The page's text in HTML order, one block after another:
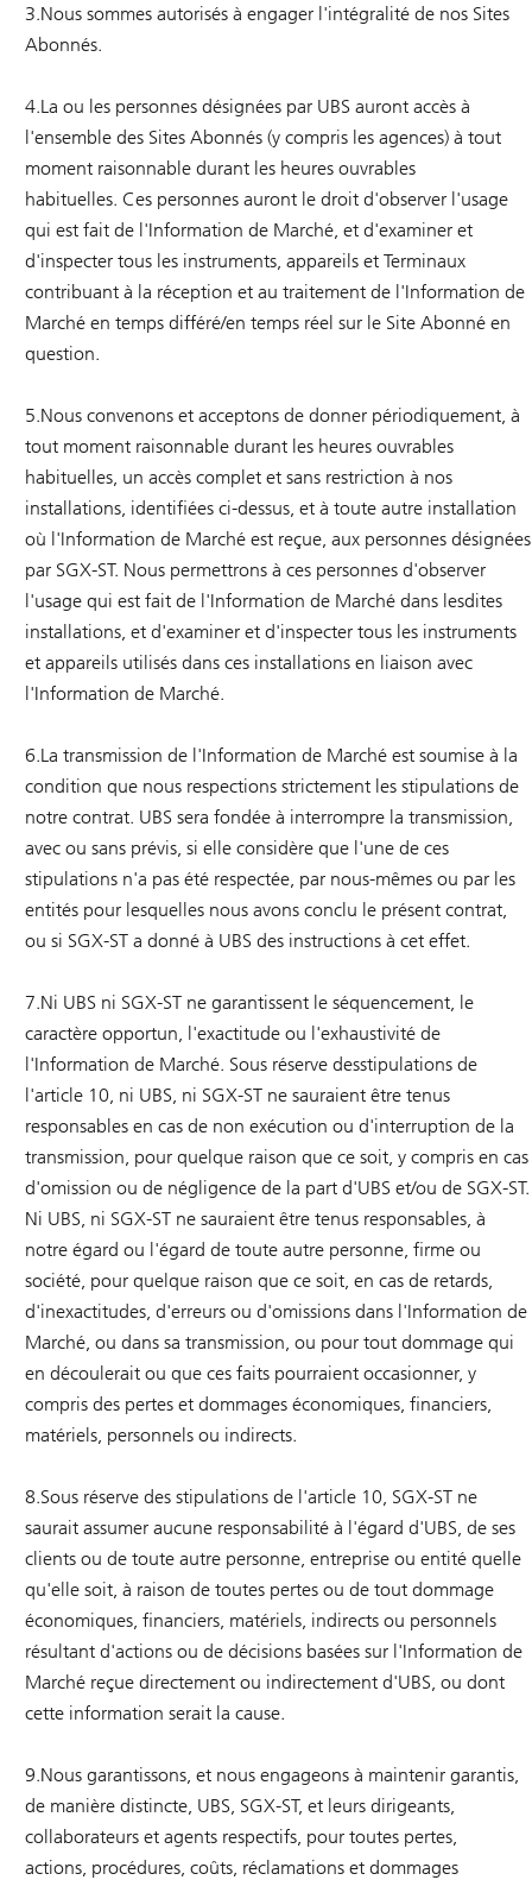
3.Nous sommes autorisés à engager l'intégralité de nos Sites
Abonnés.
4.La ou les personnes désignées par UBS auront accès à
l'ensemble des Sites Abonnés (y compris les agences) à tout
moment raisonnable durant les heures ouvrables
habituelles. Ces personnes auront le droit d'observer l'usage
qui est fait de l'Information de Marché, et d'examiner et
d'inspecter tous les instruments, appareils et Terminaux
contribuant à la réception et au traitement de l'Information de
Marché en temps différé/en temps réel sur le Site Abonné en
question.
5.Nous convenons et acceptons de donner périodiquement, à
tout moment raisonnable durant les heures ouvrables
habituelles, un accès complet et sans restriction à nos
installations, identifiées ci-dessus, et à toute autre installation
où l'Information de Marché est reçue, aux personnes désignées
par SGX-ST. Nous permettrons à ces personnes d'observer
l'usage qui est fait de l'Information de Marché dans lesdites
installations, et d'examiner et d'inspecter tous les instruments
et appareils utilisés dans ces installations en liaison avec
l'Information de Marché.
6.La transmission de l'Information de Marché est soumise à la
condition que nous respections strictement les stipulations de
notre contrat. UBS sera fondée à interrompre la transmission,
avec ou sans prévis, si elle considère que l'une de ces
stipulations n'a pas été respectée, par nous-mêmes ou par les
entités pour lesquelles nous avons conclu le présent contrat,
ou si SGX-ST a donné à UBS des instructions à cet effet.
7.Ni UBS ni SGX-ST ne garantissent le séquencement, le
caractère opportun, l'exactitude ou l'exhaustivité de
l'Information de Marché. Sous réserve desstipulations de
l'article 10, ni UBS, ni SGX-ST ne sauraient être tenus
responsables en cas de non exécution ou d'interruption de la
transmission, pour quelque raison que ce soit, y compris en cas
d'omission ou de négligence de la part d'UBS et/ou de SGX-ST.
Ni UBS, ni SGX-ST ne sauraient être tenus responsables, à
notre égard ou l'égard de toute autre personne, firme ou
société, pour quelque raison que ce soit, en cas de retards,
d'inexactitudes, d'erreurs ou d'omissions dans l'Information de
Marché, ou dans sa transmission, ou pour tout dommage qui
en découlerait ou que ces faits pourraient occasionner, y
compris des pertes et dommages économiques, financiers,
matériels, personnels ou indirects.
8.Sous réserve des stipulations de l'article 10, SGX-ST ne
saurait assumer aucune responsabilité à l'égard d'UBS, de ses
clients ou de toute autre personne, entreprise ou entité quelle
qu'elle soit, à raison de toutes pertes ou de tout dommage
économiques, financiers, matériels, indirects ou personnels
résultant d'actions ou de décisions basées sur l'Information de
Marché reçue directement ou indirectement d'UBS, ou dont
cette information serait la cause.
9.Nous garantissons, et nous engageons à maintenir garantis,
de manière distincte, UBS, SGX-ST, et leurs dirigeants,
collaborateurs et agents respectifs, pour toutes pertes,
actions, procédures, coûts, réclamations et dommages